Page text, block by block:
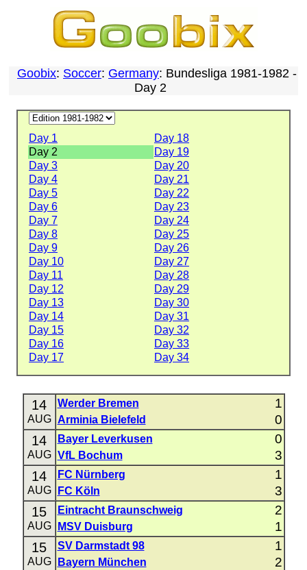
Goobix: Soccer: Germany: Bundesliga 1981-1982 -
Day 2
Day 1
Day 18
Day 2
Day 19
Day 3
Day 20
Day 4
Day 21
Day 5
Day 22
Day 6
Day 23
Day 7
Day 24
Day 8
Day 25
Day 9
Day 26
Day 10
Day 27
Day 11
Day 28
Day 12
Day 29
Day 13
Day 30
Day 14
Day 31
Day 15
Day 32
Day 16
Day 33
Day 17
Day 34
14
AUG
Werder Bremen 1
Arminia Bielefeld 0
14
AUG
Bayer Leverkusen 0
VfL Bochum 3
14
AUG
FC Nürnberg 1
FC Köln 3
15
AUG
Eintracht Braunschweig 2
MSV Duisburg 1
15
AUG
SV Darmstadt 98 1
Bayern München 2